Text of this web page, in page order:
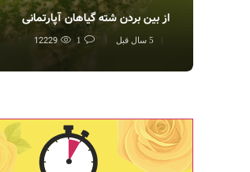
از بین بردن شته گیاهان آپارتمانی
5 سال قبل 12229